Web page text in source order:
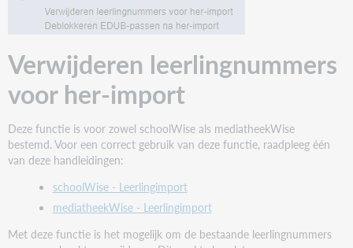
her-
import
Verwijderen leerlingnummers
voor her-import
Deze functie is voor zowel schoolWise als mediatheekWise
bestemd. Voor een correct gebruik van deze functie, raadpleeg één
van deze handleidingen:
schoolWise - Leerlingimport
mediatheekWise - Leerlingimport
Met deze functie is het mogelijk om de bestaande leerlingnummers